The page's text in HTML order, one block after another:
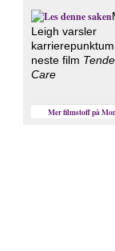
Leigh varsler
neste film
Care
Mer filmstoff på